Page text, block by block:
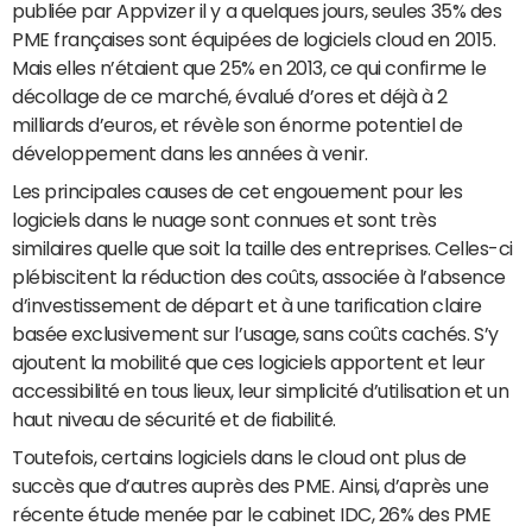
publiée par Appvizer il y a quelques jours, seules 35% des
PME françaises sont équipées de logiciels cloud en 2015.
Mais elles n’étaient que 25% en 2013, ce qui confirme le
décollage de ce marché, évalué d’ores et déjà à 2
milliards d’euros, et révèle son énorme potentiel de
développement dans les années à venir.
Les principales causes de cet engouement pour les
logiciels dans le nuage sont connues et sont très
similaires quelle que soit la taille des entreprises. Celles-ci
plébiscitent la réduction des coûts, associée à l’absence
d’investissement de départ et à une tarification claire
basée exclusivement sur l’usage, sans coûts cachés. S’y
ajoutent la mobilité que ces logiciels apportent et leur
accessibilité en tous lieux, leur simplicité d’utilisation et un
haut niveau de sécurité et de fiabilité.
Toutefois, certains logiciels dans le cloud ont plus de
succès que d’autres auprès des PME. Ainsi, d’après une
récente étude menée par le cabinet IDC, 26% des PME